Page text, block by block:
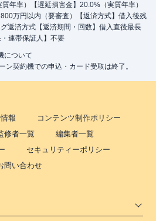
年率）【遅延損害金】20.0%（実質年率）
万円以内（要審査）【返済方式】借入後残
返済方式【返済期間・回数】借入直後最長
連帯保証人】不要
について
契約機での申込・カード受取は終了。
報
コンテンツ制作ポリシー
修者一覧
編集者一覧
セキュリティーポリシー
問い合わせ